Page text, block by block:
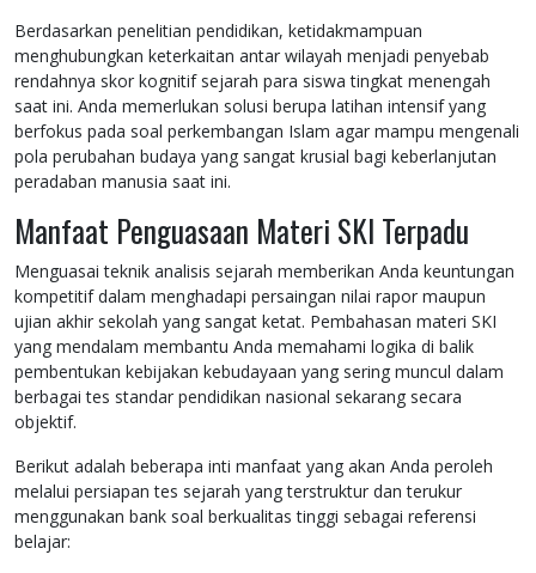
Berdasarkan penelitian pendidikan, ketidakmampuan
menghubungkan keterkaitan antar wilayah menjadi penyebab
rendahnya skor kognitif sejarah para siswa tingkat menengah
saat ini. Anda memerlukan solusi berupa latihan intensif yang
berfokus pada soal perkembangan Islam agar mampu mengenali
pola perubahan budaya yang sangat krusial bagi keberlanjutan
peradaban manusia saat ini.
Manfaat Penguasaan Materi SKI Terpadu
Menguasai teknik analisis sejarah memberikan Anda keuntungan
kompetitif dalam menghadapi persaingan nilai rapor maupun
ujian akhir sekolah yang sangat ketat. Pembahasan materi SKI
yang mendalam membantu Anda memahami logika di balik
pembentukan kebijakan kebudayaan yang sering muncul dalam
berbagai tes standar pendidikan nasional sekarang secara
objektif.
Berikut adalah beberapa inti manfaat yang akan Anda peroleh
melalui persiapan tes sejarah yang terstruktur dan terukur
menggunakan bank soal berkualitas tinggi sebagai referensi
belajar: